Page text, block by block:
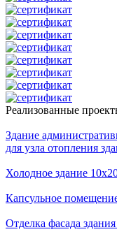
Реализованные
Здание
для узла отопления
Холодное здание
Капсульное
Отделка фасада